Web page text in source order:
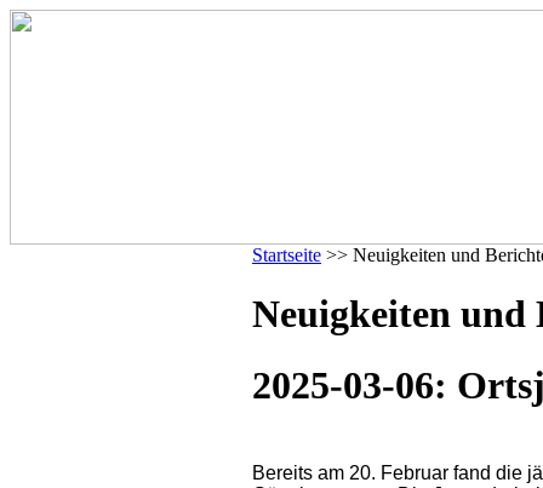
Startseite >> Neuigkeiten und
Neuigkeiten und
2025-03-06:
Bereits am 20. Februar fand die